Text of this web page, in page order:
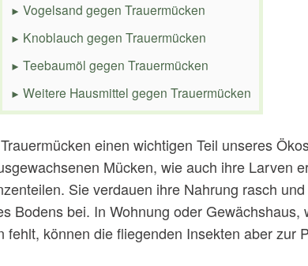
Vogelsand gegen Trauermücken
Knoblauch gegen Trauermücken
Teebaumöl gegen Trauermücken
Weitere Hausmittel gegen Trauermücken
einen wichtigen Teil unseres
Mücken, wie auch ihre Larven
Sie verdauen ihre Nahrung rasch
Bodens bei. In Wohnung oder Gewächshaus,
fehlt, können die fliegenden Insekten aber zur